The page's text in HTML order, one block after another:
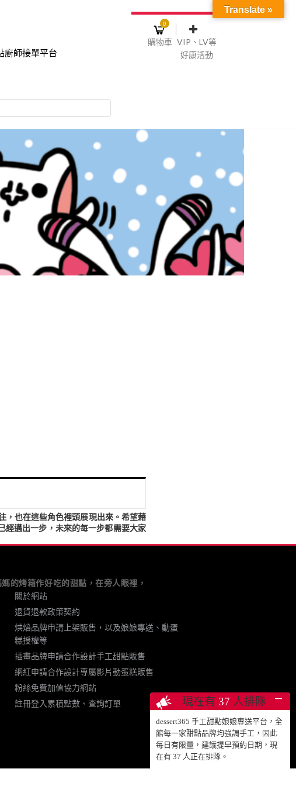
廚師接單平台
0
購物車 VIP、LV等
好康活動
您的購物車裡面沒有商品
記住我
註冊
也在這些角色裡頭展現出來。希望藉
邁出一步，未來的每一步都需要大家
的烤箱作好吃的甜點，在旁人眼裡，
現在有 37 人排隊 ─
dessert365 手工甜點娘娘專送平台，全
館每一家甜點品牌均強調手工，因此
每日有限量，建議提早預約日期，現
在有 37 人正在排隊。
關於網站
退貨退款政策契約
烘焙品牌申請上架販售，以及娘娘專送、動蛋
糕授權等
插畫品牌申請合作設計手工甜點販售
網紅申請合作設計專屬影片動蛋糕販售
粉絲免費加值協力網站
註冊登入累積點數、查詢訂單
Translate »